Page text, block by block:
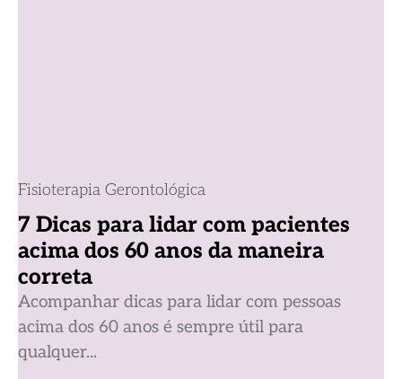
Fisioterapia Gerontológica
7 Dicas para lidar com pacientes
acima dos 60 anos da maneira
correta
Acompanhar dicas para lidar com pessoas
acima dos 60 anos é sempre útil para
qualquer...